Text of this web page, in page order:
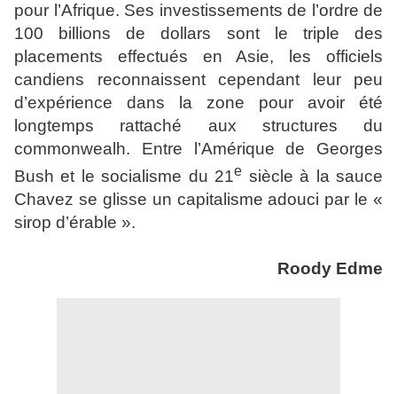
pour l’Afrique. Ses investissements de l’ordre de
100 billions de dollars sont le triple des
placements effectués en Asie, les officiels
candiens reconnaissent cependant leur peu
d’expérience dans la zone pour avoir été
longtemps rattaché aux structures du
commonwealh. Entre l’Amérique de Georges
Bush et le socialisme du 21e siècle à la sauce
Chavez se glisse un capitalisme adouci par le «
sirop d’érable ».
Roody Edme